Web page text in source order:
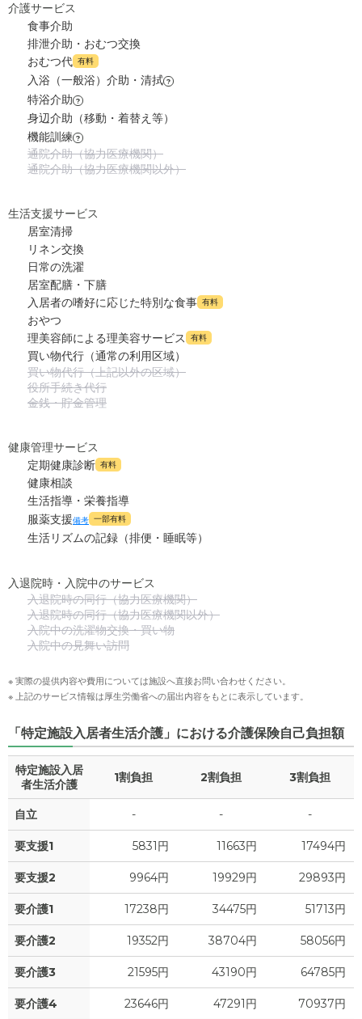
家賃
管理費 ?
食費 ?
水道・光熱費
上乗せ介護費 ?
その他
介護保険料
介護サービス
食事介助
排泄介助・おむつ交換
おむつ代 有料
入浴（一般浴）介助・清拭 ?
特浴介助 ?
身辺介助（移動・着替え等）
機能訓練 ?
通院介助（協力医療機関）
通院介助（協力医療機関以外）
生活支援サービス
居室清掃
リネン交換
日常の洗濯
居室配膳・下膳
入居者の嗜好に応じた特別な食事 有料
おやつ
理美容師による理美容サービス
有料
買い物代行（通常の利用区域）
買い物代行（上記以外の区域）
役所手続き代行
金銭・貯金管理
健康管理サービス
定期健康診断 有料
健康相談
生活指導・栄養指導
服薬支援備考 一部有料
生活リズムの記録（排便・睡眠等）
入退院時・入院中のサービス
入退院時の同行（協力医療機関）
入退院時の同行（協力医療機関以外）
入院中の洗濯物交換・買い物
入院中の見舞い訪問
※ 実際の提供内容や費用については施設へ直接お問い合わせください。
※ 上記のサービス情報は厚生労働省への届出内容をもとに表示しています。
「特定施設入居者生活介護」における介護保険自己負担額
特定施設入居
者生活介護
1割負担 2割負担 3割負担
自立 - - -
要支援1 5831円 11663円 17494円
要支援2 9964円 19929円 29893円
要介護1 17238円 34475円 51713円
要介護2 19352円 38704円 58056円
要介護3 21595円 43190円 64785円
要介護4 23646円 47291円 70937円